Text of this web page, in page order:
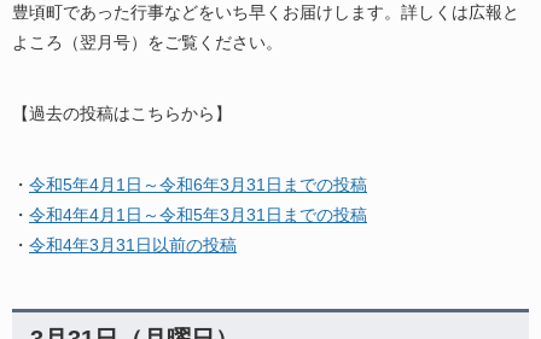
豊頃町であった行事などをいち早くお届けします。詳しくは広報と
よころ（翌月号）をご覧ください。
【過去の投稿はこちらから】
・ 令和5年4月1日～令和6年3月31日までの投稿
・ 令和4年4月1日～令和5年3月31日までの投稿
・ 令和4年3月31日以前の投稿